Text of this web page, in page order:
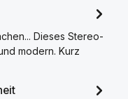
Dieses Stereo-
modern. Kurz